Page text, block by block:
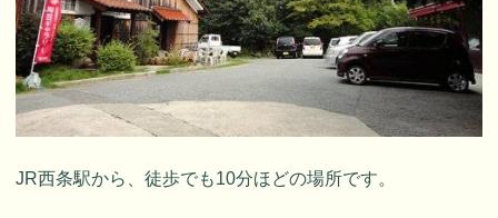
JR西条駅から、徒歩でも10分ほどの場所です。